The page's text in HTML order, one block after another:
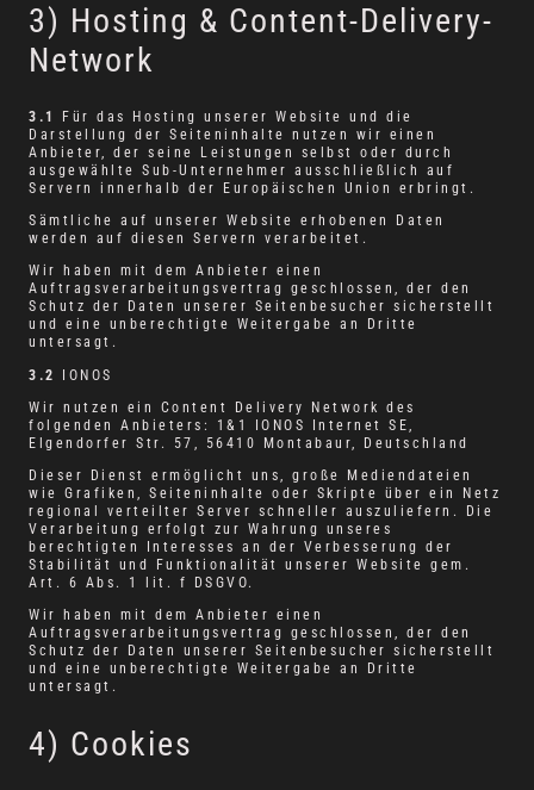
3) Hosting & Content-Delivery-
Network
3.1
Für das Hosting unserer Website und die
Darstellung der Seiteninhalte nutzen wir einen
Anbieter, der seine Leistungen selbst oder durch
ausgewählte Sub-Unternehmer ausschließlich auf
Servern innerhalb der Europäischen Union erbringt.
Sämtliche auf unserer Website erhobenen Daten
werden auf diesen Servern verarbeitet.
Wir haben mit dem Anbieter einen
Auftragsverarbeitungsvertrag geschlossen, der den
Schutz der Daten unserer Seitenbesucher sicherstellt
und eine unberechtigte Weitergabe an Dritte
untersagt.
3.2
IONOS
Wir nutzen ein Content Delivery Network des
folgenden Anbieters: 1&1 IONOS Internet SE,
Elgendorfer Str. 57, 56410 Montabaur, Deutschland
Dieser Dienst ermöglicht uns, große Mediendateien
wie Grafiken, Seiteninhalte oder Skripte über ein Netz
regional verteilter Server schneller auszuliefern. Die
Verarbeitung erfolgt zur Wahrung unseres
berechtigten Interesses an der Verbesserung der
Stabilität und Funktionalität unserer Website gem.
Art. 6 Abs. 1 lit. f DSGVO.
Wir haben mit dem Anbieter einen
Auftragsverarbeitungsvertrag geschlossen, der den
Schutz der Daten unserer Seitenbesucher sicherstellt
und eine unberechtigte Weitergabe an Dritte
untersagt.
4) Cookies